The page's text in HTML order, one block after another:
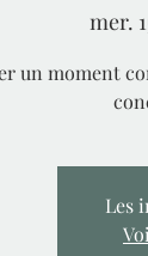
mer.
un moment
Les